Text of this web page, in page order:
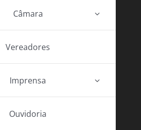
Câmara
Vereadores
Imprensa
Ouvidoria